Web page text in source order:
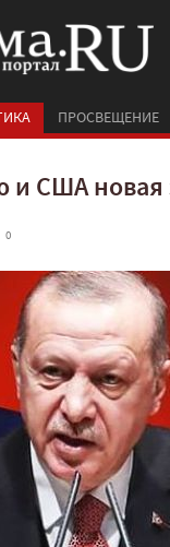
ПРОСВЕЩЕНИЕ
США новая
0